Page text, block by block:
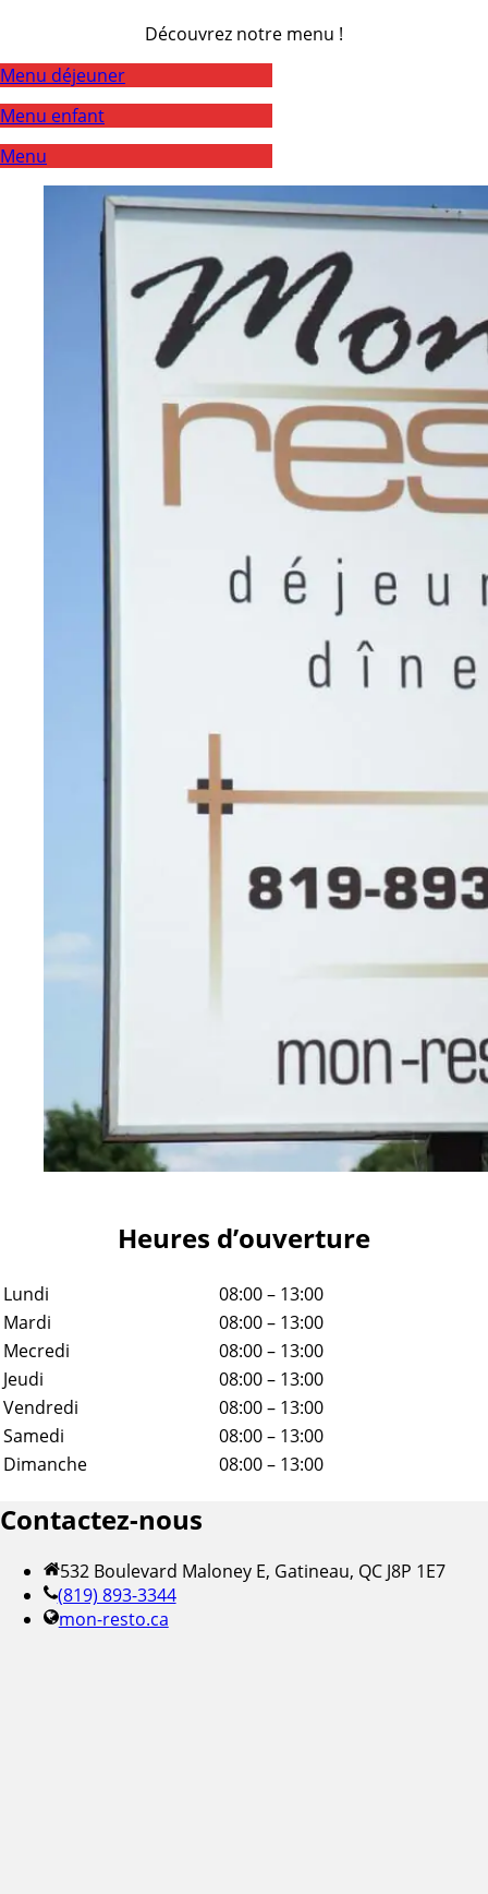
Découvrez notre menu !
Menu déjeuner
Menu enfant
Menu
Heures d’ouverture
Lundi
08:00 – 13:00
Mardi
08:00 – 13:00
Mecredi
08:00 – 13:00
Jeudi
08:00 – 13:00
Vendredi
08:00 – 13:00
Samedi
08:00 – 13:00
Dimanche
08:00 – 13:00
Contactez-nous
532 Boulevard Maloney E, Gatineau, QC J8P 1E7
(819) 893-3344
mon-resto.ca